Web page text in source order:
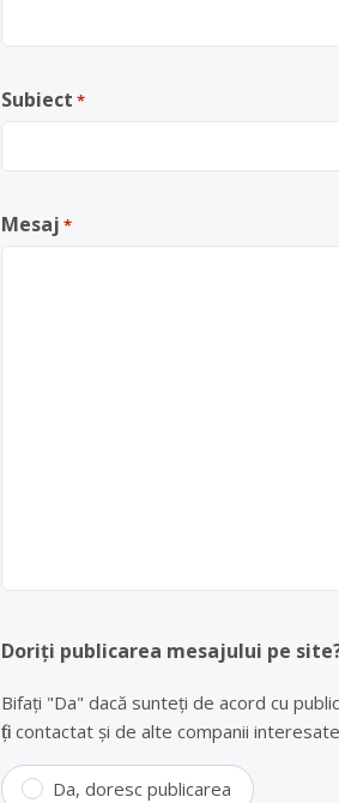
Subiect *
Mesaj *
Doriți publicarea mesajului pe
Bifați "Da" dacă sunteți de acord cu
fiți contactat și de alte companii
Da, doresc publicarea